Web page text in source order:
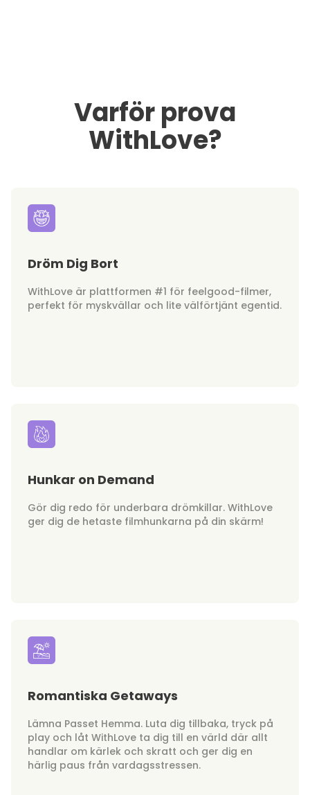
Varför prova
WithLove?
Dröm Dig Bort
WithLove är plattformen #1 för feelgood-filmer,
perfekt för myskvällar och lite välförtjänt egentid.
Hunkar on Demand
Gör dig redo för underbara drömkillar. WithLove
ger dig de hetaste filmhunkarna på din skärm!
Romantiska Getaways
Lämna Passet Hemma. Luta dig tillbaka, tryck på
play och låt WithLove ta dig till en värld där allt
handlar om kärlek och skratt och ger dig en
härlig paus från vardagsstressen.